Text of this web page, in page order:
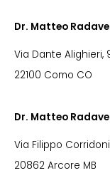
Dr. Matteo
Via Dante Alighieri,
22100 Como CO
Dr. Matteo
Via Filippo
20862 Arcore MB